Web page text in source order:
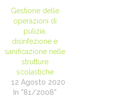
Gestione delle
operazioni di
pulizia,
disinfezione e
sanificazione nelle
strutture
scolastiche
12 Agosto 2020
In "81/2008"